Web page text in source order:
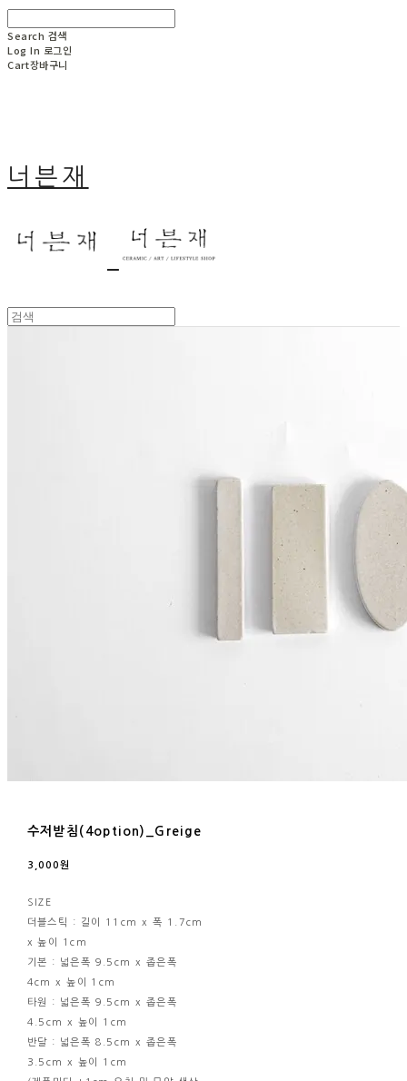
Search 검색
Log In 로그인
Cart장바구니
너븐재
수저받침(4option)_Greige
3,000원
SIZE
더블스틱 : 길이 11cm x 폭 1.7cm
x 높이 1cm
기본 : 넓은폭 9.5cm x 좁은폭
4cm x 높이 1cm
타원 : 넓은폭 9.5cm x 좁은폭
4.5cm x 높이 1cm
반달 : 넓은폭 8.5cm x 좁은폭
3.5cm x 높이 1cm